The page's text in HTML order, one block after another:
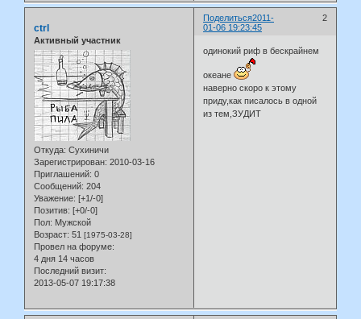
Поделиться 2
2011-
01-06 19:23:45
ctrl
Активный участник
Откуда: Сухиничи
Зарегистрирован: 2010-03-16
Приглашений: 0
Сообщений: 204
Уважение: [+1/-0]
Позитив: [+0/-0]
Пол: Мужской
Возраст: 51 [1975-03-28]
Провел на форуме:
4 дня 14 часов
Последний визит:
2013-05-07 19:17:38
одинокий риф в бескрайнем
океане
наверно скоро к этому
приду,как писалось в одной
из тем,ЗУДИТ